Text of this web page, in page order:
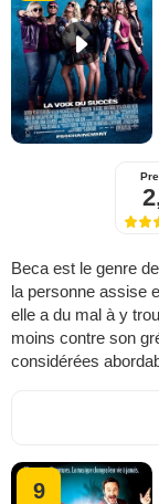
Beca est le genre
la personne assise
elle a du mal à y
moins contre son
considérées
9